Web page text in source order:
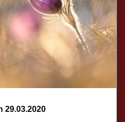
29.03.2020